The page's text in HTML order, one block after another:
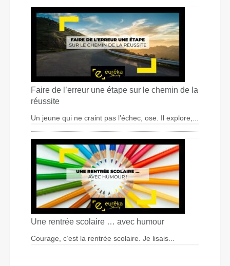
Faire de l’erreur une étape sur le chemin de la
réussite
Un jeune qui ne craint pas l’échec, ose. Il explore,...
Une rentrée scolaire … avec humour
Courage, c’est la rentrée scolaire. Je lisais...